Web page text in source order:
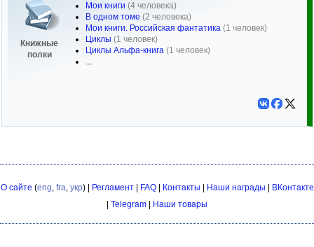
Книжные
полки
Мои книги (4 человека)
В одном томе (2 человека)
Мои книги. Российская фантатика (1 человек)
Циклы (1 человек)
Циклы Альфа-книга (1 человек)
...
О сайте (eng, fra, укр) | Регламент| FAQ| Контакты Наши награды
ВКонтакте
Telegram Наши товары